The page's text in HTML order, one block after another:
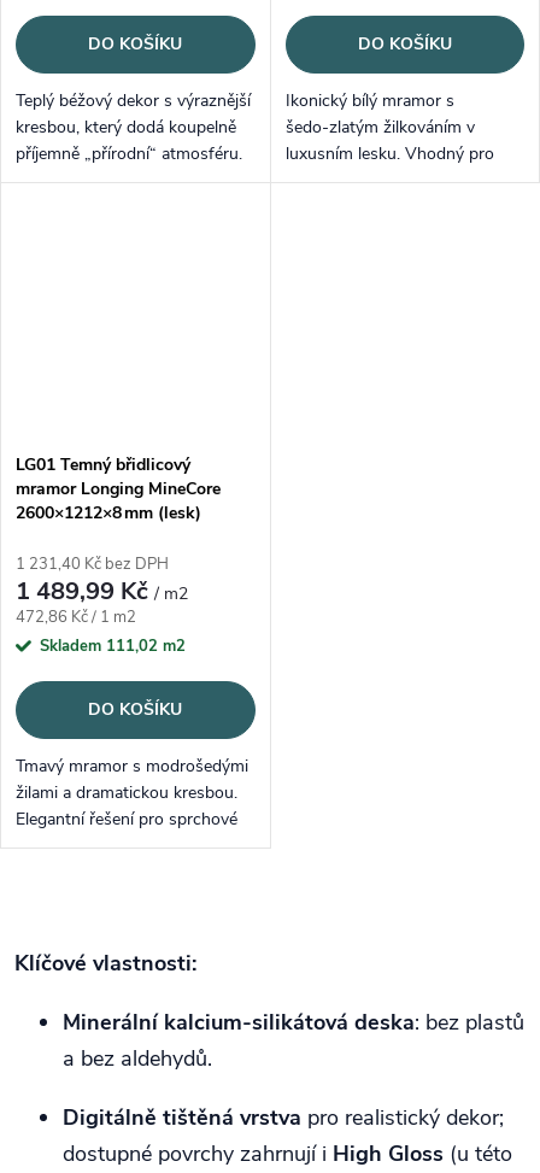
DO KOŠÍKU
Teplý béžový dekor s výraznější
kresbou, který dodá koupelně
příjemně „přírodní“ atmosféru.
DO KOŠÍKU
Ikonický bílý mramor s
šedo‑zlatým žilkováním v
luxusním lesku. Vhodný pro
světlé, nadčasové koupelny.
LG01 Temný břidlicový
mramor Longing MineCore
2600×1212×8 mm (lesk)
1 231,40 Kč bez DPH
1 489,99 Kč/ m2
Měrná cena:
472,86 Kč / 1 m2
Skladem 111,02 m2
DO KOŠÍKU
Tmavý mramor s modrošedými
žilami a dramatickou kresbou.
Elegantní řešení pro sprchové
kouty, koupelny i
Klíčové vlastnosti:
Minerální kalcium‑silikátová deska: bez plastů
a bez aldehydů.
Digitálně tištěná vrstva pro realistický dekor;
dostupné povrchy zahrnují i High Gloss (u této